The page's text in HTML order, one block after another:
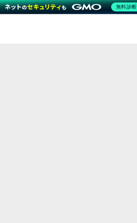
無料診断